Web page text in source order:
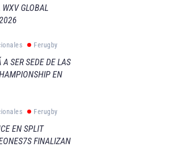
GLOBAL
Ferugby
SER SEDE DE LAS
EN
Ferugby
EN SPLIT
FINALIZAN